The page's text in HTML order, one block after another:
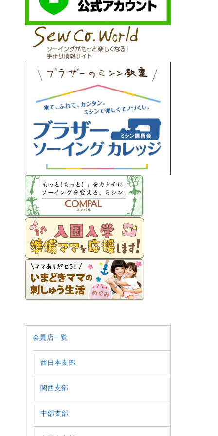
会員店一覧
西日本支部
関西支部
中部支部